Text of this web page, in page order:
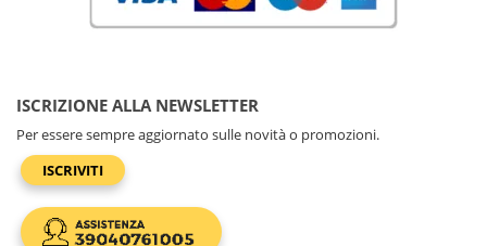
ISCRIZIONE ALLA NEWSLETTER
Per essere sempre aggiornato sulle novità o promozioni.
ISCRIVITI